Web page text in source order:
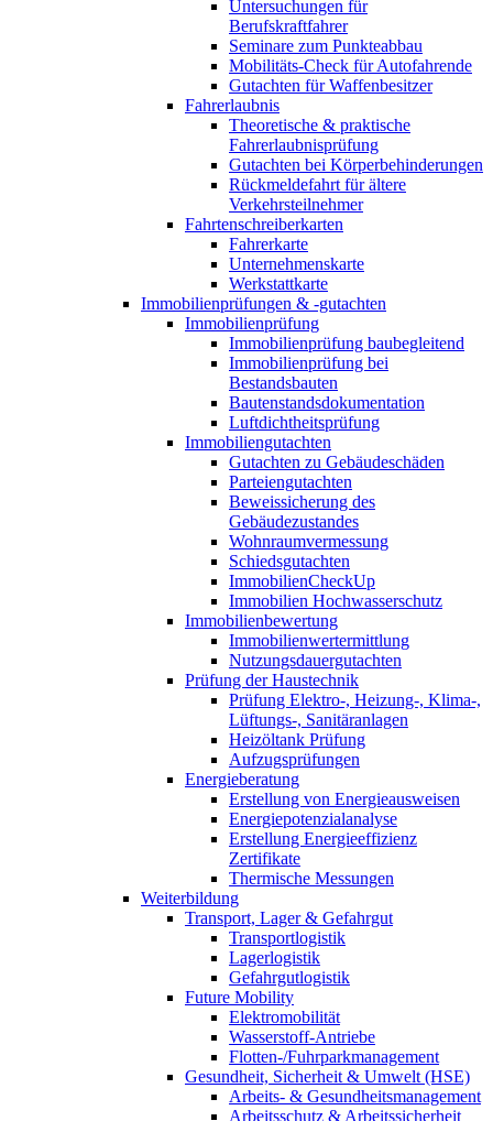
Untersuchungen für
Berufskraftfahrer
Seminare zum Punkteabbau
Mobilitäts-Check für Autofahrende
Gutachten für Waffenbesitzer
Fahrerlaubnis
Theoretische & praktische
Fahrerlaubnisprüfung
Gutachten bei Körperbehinderungen
Rückmeldefahrt für ältere
Verkehrsteilnehmer
Fahrtenschreiberkarten
Fahrerkarte
Unternehmenskarte
Werkstattkarte
Immobilienprüfungen & -gutachten
Immobilienprüfung
Immobilienprüfung baubegleitend
Immobilienprüfung bei
Bestandsbauten
Bautenstandsdokumentation
Luftdichtheitsprüfung
Immobiliengutachten
Gutachten zu Gebäudeschäden
Parteiengutachten
Beweissicherung des
Gebäudezustandes
Wohnraumvermessung
Schiedsgutachten
ImmobilienCheckUp
Immobilien Hochwasserschutz
Immobilienbewertung
Immobilienwertermittlung
Nutzungsdauergutachten
Prüfung der Haustechnik
Prüfung Elektro-, Heizung-, Klima-,
Lüftungs-, Sanitäranlagen
Heizöltank Prüfung
Aufzugsprüfungen
Energieberatung
Erstellung von Energieausweisen
Energiepotenzialanalyse
Erstellung Energieeffizienz
Zertifikate
Thermische Messungen
Weiterbildung
Transport, Lager & Gefahrgut
Transportlogistik
Lagerlogistik
Gefahrgutlogistik
Future Mobility
Elektromobilität
Wasserstoff-Antriebe
Flotten-/Fuhrparkmanagement
Gesundheit, Sicherheit & Umwelt (HSE)
Arbeits- & Gesundheitsmanagement
Arbeitsschutz & Arbeitssicherheit